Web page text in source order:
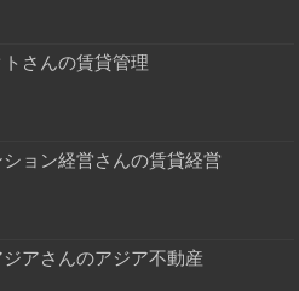
さんの賃貸管理
ョン経営さんの賃貸経営
アさんのアジア不動産